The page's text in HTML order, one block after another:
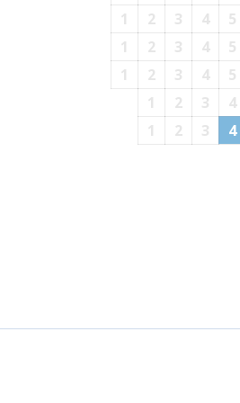
1
2 3 4 5
1
2 3 4 5
1
2 3 4 5
1
2 3 4
1
2 3 4